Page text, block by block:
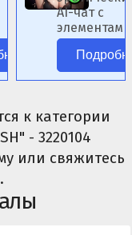
AI-чат с
элементами
фэнтези.
к категории
- 3220104
или свяжитесь